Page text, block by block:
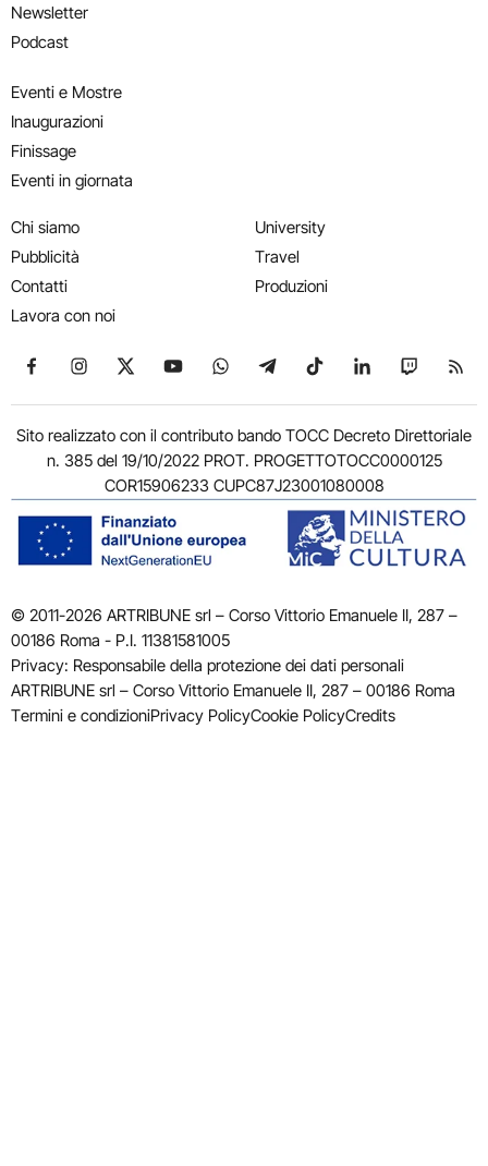
Newsletter
Podcast
Eventi e Mostre
Inaugurazioni
Finissage
Eventi in giornata
Chi siamo
Pubblicità
Contatti
Lavora con noi
University
Travel
Produzioni
Seguici su Facebook
Seguici su Instagram
Seguici su X
Seguici su YouTube
Seguici su WhatsApp
Seguici su Telegram
Seguici su TikTok
Seguici su
Seguici
Sito realizzato con il contributo bando TOCC Decreto Direttoriale
n. 385 del 19/10/2022 PROT. PROGETTOTOCC0000125
COR15906233 CUPC87J23001080008
© 2011-2026 ARTRIBUNE srl – Corso Vittorio Emanuele II, 287 –
00186 Roma - P.I. 11381581005
Privacy: Responsabile della protezione dei dati personali
ARTRIBUNE srl – Corso Vittorio Emanuele II, 287 – 00186 Roma
Termini e condizioniPrivacy PolicyCookie PolicyCredits